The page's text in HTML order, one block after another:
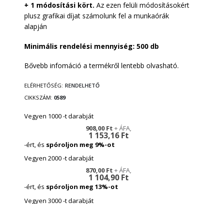
+ 1 módosítási kört. Az ezen felüli módosításokért
plusz grafikai díjat számolunk fel a munkaórák
alapján
Minimális rendelési mennyiség: 500 db
Bővebb infomáció a termékről lentebb olvasható.
ELÉRHETŐSÉG: RENDELHETŐ
CIKKSZÁM 0589
Vegyen 1000 -t darabját
1 153,16 Ft
908,00 Ft
-ért, és spóroljon meg 9%-ot
Vegyen 2000 -t darabját
1 104,90 Ft
870,00 Ft
-ért, és spóroljon meg 13%-ot
Vegyen 3000 -t darabját